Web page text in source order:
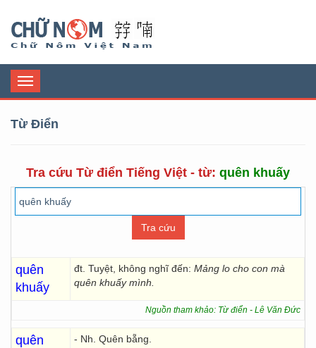
Toggle
navigation
Từ Điển
Tra cứu Từ điển Tiếng Việt - từ: quên khuấy
quên
khuấy
đt. Tuyệt, không nghĩ đến: Mảng lo cho con mà
quên khuấy mình.
Nguồn tham khảo: Từ điển - Lê Văn Đức
quên
- Nh. Quên bẵng.